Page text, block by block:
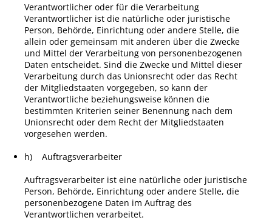
Verantwortlicher oder für die Verarbeitung
Verantwortlicher ist die natürliche oder juristische
Person, Behörde, Einrichtung oder andere Stelle, die
allein oder gemeinsam mit anderen über die Zwecke
und Mittel der Verarbeitung von personenbezogenen
Daten entscheidet. Sind die Zwecke und Mittel dieser
Verarbeitung durch das Unionsrecht oder das Recht
der Mitgliedstaaten vorgegeben, so kann der
Verantwortliche beziehungsweise können die
bestimmten Kriterien seiner Benennung nach dem
Unionsrecht oder dem Recht der Mitgliedstaaten
vorgesehen werden.
h) Auftragsverarbeiter
Auftragsverarbeiter ist eine natürliche oder juristische
Person, Behörde, Einrichtung oder andere Stelle, die
personenbezogene Daten im Auftrag des
Verantwortlichen verarbeitet.